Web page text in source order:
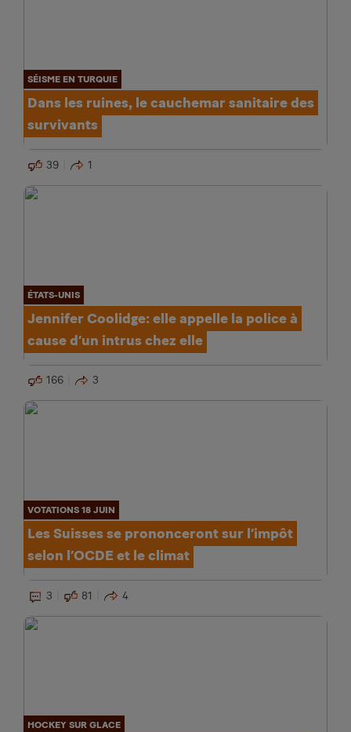
SÉISME EN TURQUIE
Dans les ruines, le cauchemar sanitaire des
survivants
39 1
ÉTATS-UNIS
Jennifer Coolidge: elle appelle la police à
cause d’un intrus chez elle
166 3
VOTATIONS 18 JUIN
Les Suisses se prononceront sur l’impôt
selon l’OCDE et le climat
3 81 4
HOCKEY SUR GLACE